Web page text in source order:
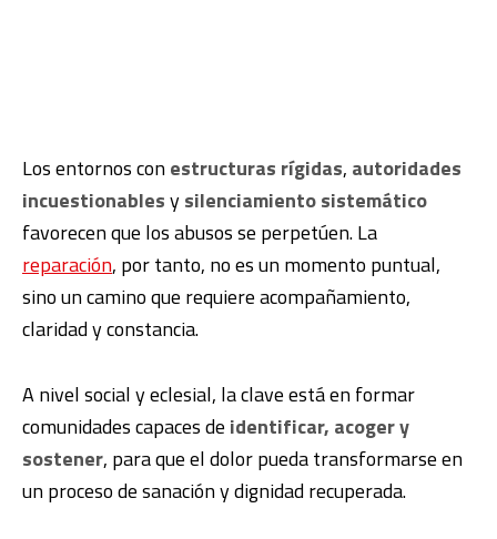
Los entornos conestructuras rígidas, autoridades
incuestionablesysilenciamiento sistemático
favorecen que los abusos se perpetúen. La
reparación, por tanto, no es un momento puntual,
sino un camino que requiere acompañamiento,
claridad y constancia.
A nivel social y eclesial, la clave está en formar
comunidades capaces de identificar, acoger y
sostener, para que el dolor pueda transformarse en
un proceso de sanación y dignidad recuperada.